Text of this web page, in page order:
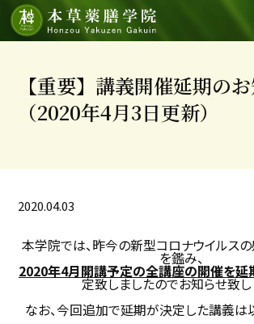
【重要】講義開催延期の
（2020年4月3日更新）
2020.04.03
本学院では、昨今の新型コロナウイルス
を鑑み、
2020年4月開講予定の全講座の開催を延
定致しましたのでお知らせ致し
なお、今回追加で延期が決定した講義は